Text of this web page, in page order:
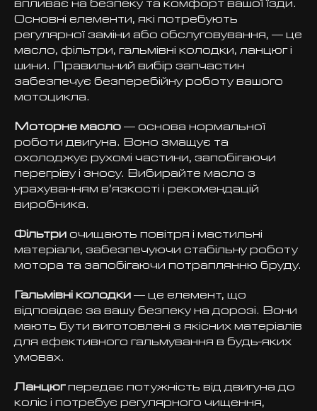
впливає на безпеку та комфорт вашої їзди.
Основні елементи, які потребують
регулярної заміни або обслуговування, — це
масло, фільтри, гальмівні колодки, ланцюг і
шини. Правильний вибір запчастин
забезпечує безперебійну роботу вашого
мотоцикла.
Моторне масло — основа нормальної
роботи двигуна. Воно змащує та
охолоджує рухомі частини, запобігаючи
перегріву і зносу. Вибирайте масло з
урахуванням в’язкості і рекомендацій
виробника.
Фільтри очищають повітря і мастильні
матеріали, забезпечуючи стабільну роботу
мотора та запобігаючи потраплянню бруду.
Гальмівні колодки — це елемент, що
відповідає за вашу безпеку на дорозі. Вони
мають бути виготовлені з якісних матеріалів
для ефективного гальмування в будь-яких
умовах.
Ланцюгпередає потужність від двигуна до
коліс і потребує регулярного чищення,